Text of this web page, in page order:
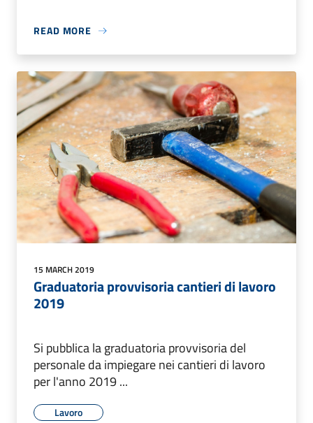
READ MORE
15 MARCH 2019
Graduatoria provvisoria cantieri di lavoro
2019
Si pubblica la graduatoria provvisoria del
personale da impiegare nei cantieri di lavoro
per l'anno 2019 ...
Lavoro